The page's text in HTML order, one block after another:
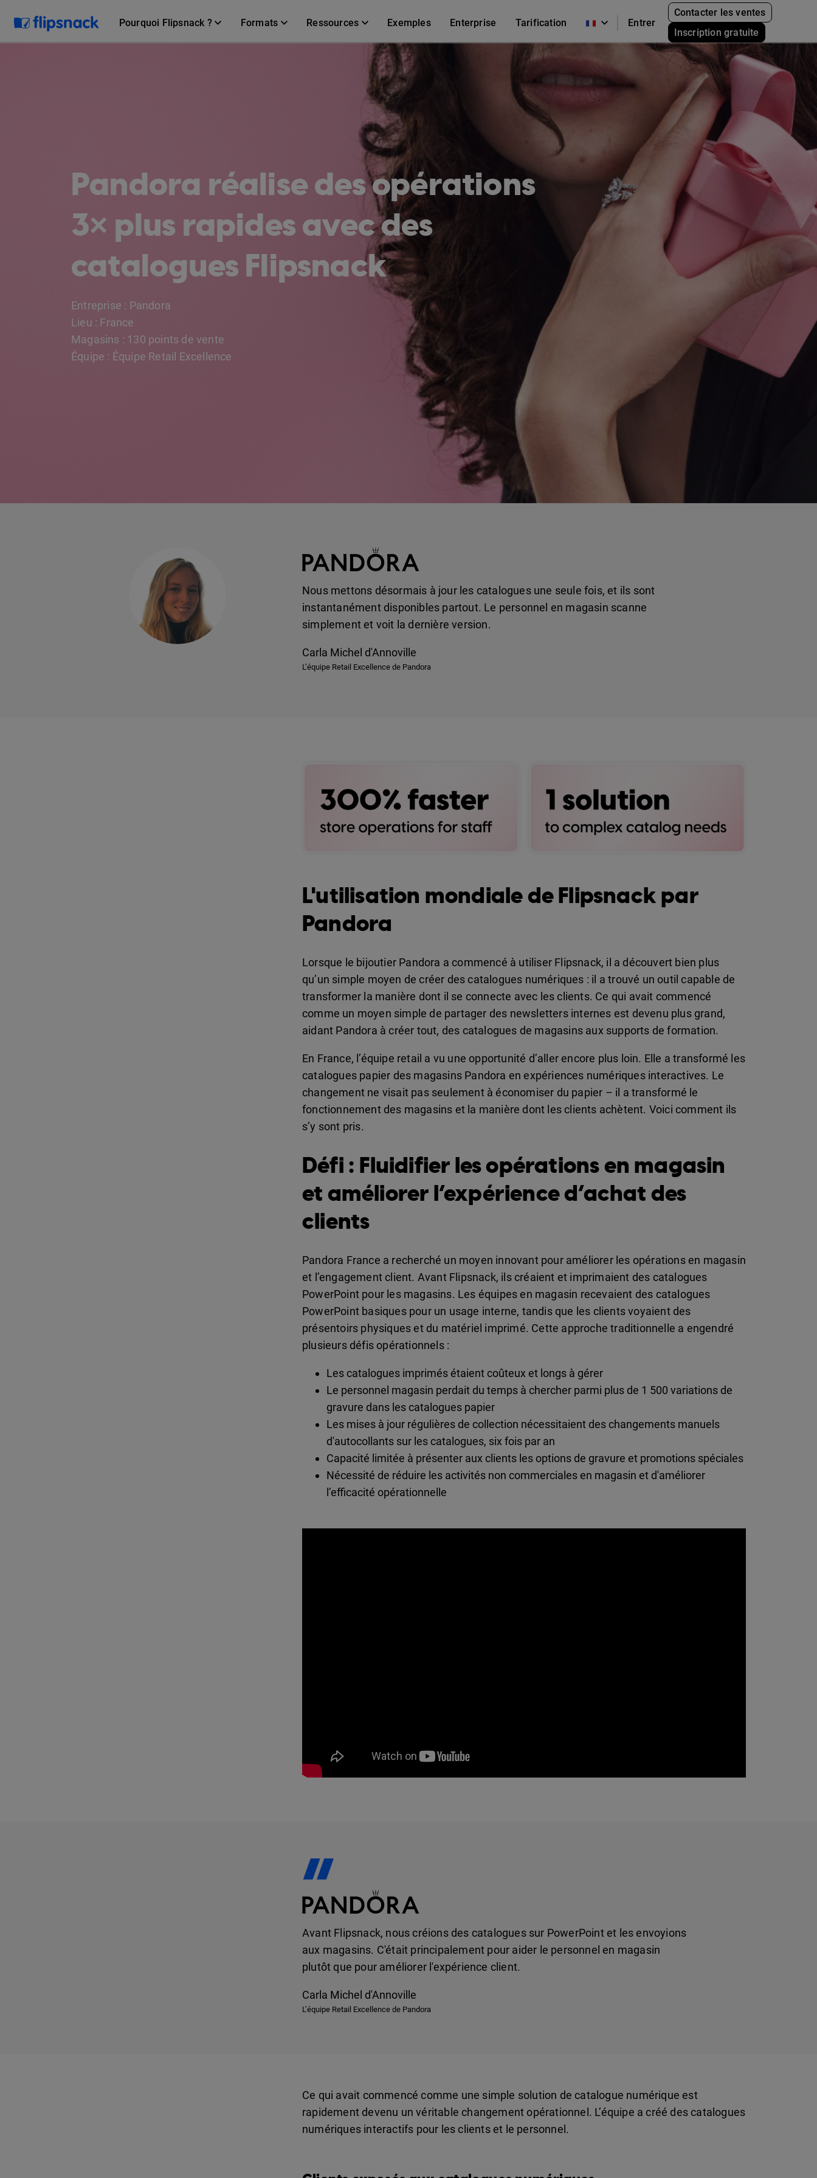
Pourquoi Flipsnack ? Formats Ressources Exemples Enterprise Tarification Entrer
Contacter les ventes
Inscription gratuite
Pandora réalise des opérations
3× plus rapides avec des
catalogues Flipsnack
Entreprise : Pandora
Lieu : France
Magasins : 130 points de vente
Équipe : Équipe Retail Excellence
Nous mettons désormais à jour les catalogues une seule fois, et ils sont
instantanément disponibles partout. Le personnel en magasin scanne
simplement et voit la dernière version.
Carla Michel d'Annoville
L’équipe Retail Excellence de Pandora
L'utilisation mondiale de Flipsnack par
Pandora
Lorsque le bijoutier Pandora a commencé à utiliser Flipsnack, il a découvert bien plus
qu’un simple moyen de créer des catalogues numériques : il a trouvé un outil capable de
transformer la manière dont il se connecte avec les clients. Ce qui avait commencé
comme un moyen simple de partager des newsletters internes est devenu plus grand,
aidant Pandora à créer tout, des catalogues de magasins aux supports de formation.
En France, l’équipe retail a vu une opportunité d’aller encore plus loin. Elle a transformé les
catalogues papier des magasins Pandora en expériences numériques interactives. Le
changement ne visait pas seulement à économiser du papier – il a transformé le
fonctionnement des magasins et la manière dont les clients achètent. Voici comment ils
s’y sont pris.
Défi : Fluidifier les opérations en magasin
et améliorer l’expérience d’achat des
clients
Pandora France a recherché un moyen innovant pour améliorer les opérations en magasin
et l’engagement client. Avant Flipsnack, ils créaient et imprimaient des catalogues
PowerPoint pour les magasins. Les équipes en magasin recevaient des catalogues
PowerPoint basiques pour un usage interne, tandis que les clients voyaient des
présentoirs physiques et du matériel imprimé. Cette approche traditionnelle a engendré
plusieurs défis opérationnels :
Les catalogues imprimés étaient coûteux et longs à gérer
Le personnel magasin perdait du temps à chercher parmi plus de 1 500 variations de
gravure dans les catalogues papier
Les mises à jour régulières de collection nécessitaient des changements manuels
d'autocollants sur les catalogues, six fois par an
Capacité limitée à présenter aux clients les options de gravure et promotions spéciales
Nécessité de réduire les activités non commerciales en magasin et d'améliorer
l’efficacité opérationnelle
Avant Flipsnack, nous créions des catalogues sur PowerPoint et les envoyions
aux magasins. C'était principalement pour aider le personnel en magasin
plutôt que pour améliorer l'expérience client.
Carla Michel d'Annoville
L’équipe Retail Excellence de Pandora
Ce qui avait commencé comme une simple solution de catalogue numérique est
rapidement devenu un véritable changement opérationnel. L’équipe a créé des catalogues
numériques interactifs pour les clients et le personnel.